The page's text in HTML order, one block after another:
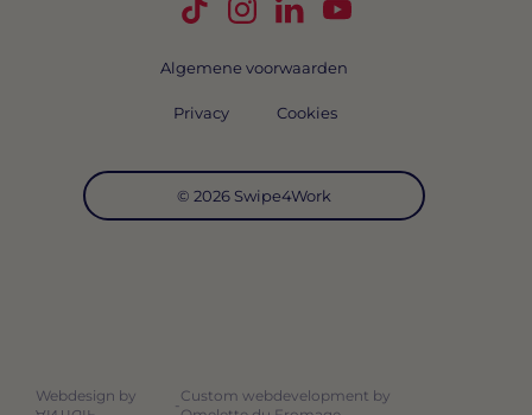
Volg Swipe4Work op TikTok
Volg Swipe4Work op
Volg Swipe4Work op
Volg Swipe4Work
© 2026 Swipe4Work
Algemene voorwaarden
Privacy Cookies
Webdesign by
-
Custom webdevelopment by